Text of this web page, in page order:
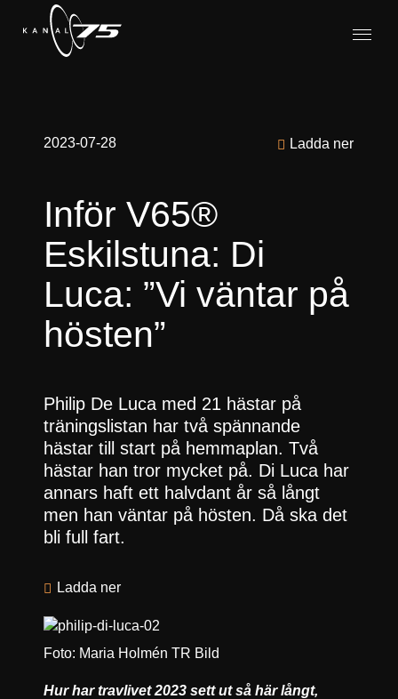
2023-07-28
Foto: Maria Holmén TR Bild
Ladda ner
Inför V65®
Eskilstuna: Di
Luca: ”Vi väntar på
hösten”
Philip De Luca med 21 hästar på
träningslistan har två spännande
hästar till start på hemmaplan. Två
hästar han tror mycket på. Di Luca har
annars haft ett halvdant år så långt
men han väntar på hösten. Då ska det
bli full fart.
Hur har travlivet 2023 sett ut så här långt,
Ladda ner